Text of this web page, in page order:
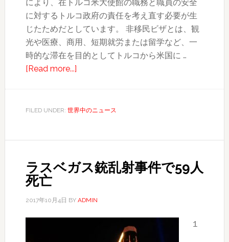
により、在トルコ米大使館の職務と職員の安全
に対するトルコ政府の責任を考え直す必要が生
じたためだとしています。 非移民ビザとは、観
光や医療、商用、短期就労または留学など、一
時的な滞在を目的としてトルコから米国に …
[Read more...]about
ル
に
ビ
発
FILED UNDER: 世界中のニュース
ラスベガス銃乱射事件で59人
死亡
2017年10月4日 BY ADMIN
１